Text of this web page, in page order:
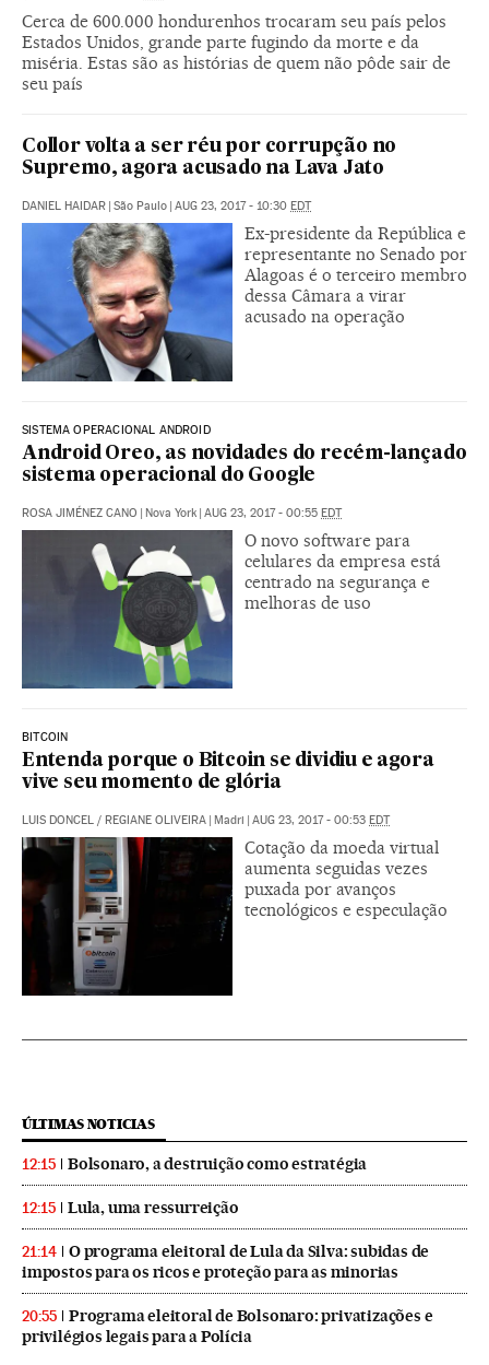
Cerca de 600.000 hondurenhos trocaram seu país pelos
Estados Unidos, grande parte fugindo da morte e da
miséria. Estas são as histórias de quem não pôde sair de
seu país
Collor volta a ser réu por corrupção no
Supremo, agora acusado na Lava Jato
DANIEL HAIDAR | São Paulo | AUG 23, 2017 - 10:30 EDT
Ex-presidente da República e
representante no Senado por
Alagoas é o terceiro membro
dessa Câmara a virar
acusado na operação
SISTEMA OPERACIONAL ANDROID
Android Oreo, as novidades do recém-lançado
sistema operacional do Google
ROSA JIMÉNEZ CANO | Nova York | AUG 23, 2017 - 00:55 EDT
O novo software para
celulares da empresa está
centrado na segurança e
melhoras de uso
BITCOIN
Entenda porque o Bitcoin se dividiu e agora
vive seu momento de glória
LUIS DONCEL / REGIANE OLIVEIRA | Madri | AUG 23, 2017 - 00:53 EDT
Cotação da moeda virtual
aumenta seguidas vezes
puxada por avanços
tecnológicos e especulação
ÚLTIMAS NOTICIAS
12:15 Bolsonaro, a destruição como estratégia
12:15 Lula, uma ressurreição
21:14
O programa eleitoral de Lula da Silva: subidas de
impostos para os ricos e proteção para as minorias
20:55
Programa eleitoral de Bolsonaro: privatizações e
privilégios legais para a Polícia